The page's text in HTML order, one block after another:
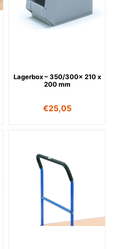
Lagerbox – 350/300x 210 x
200 mm
€25,05